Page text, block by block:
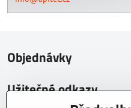
Objednávky
Užitečné odkazy